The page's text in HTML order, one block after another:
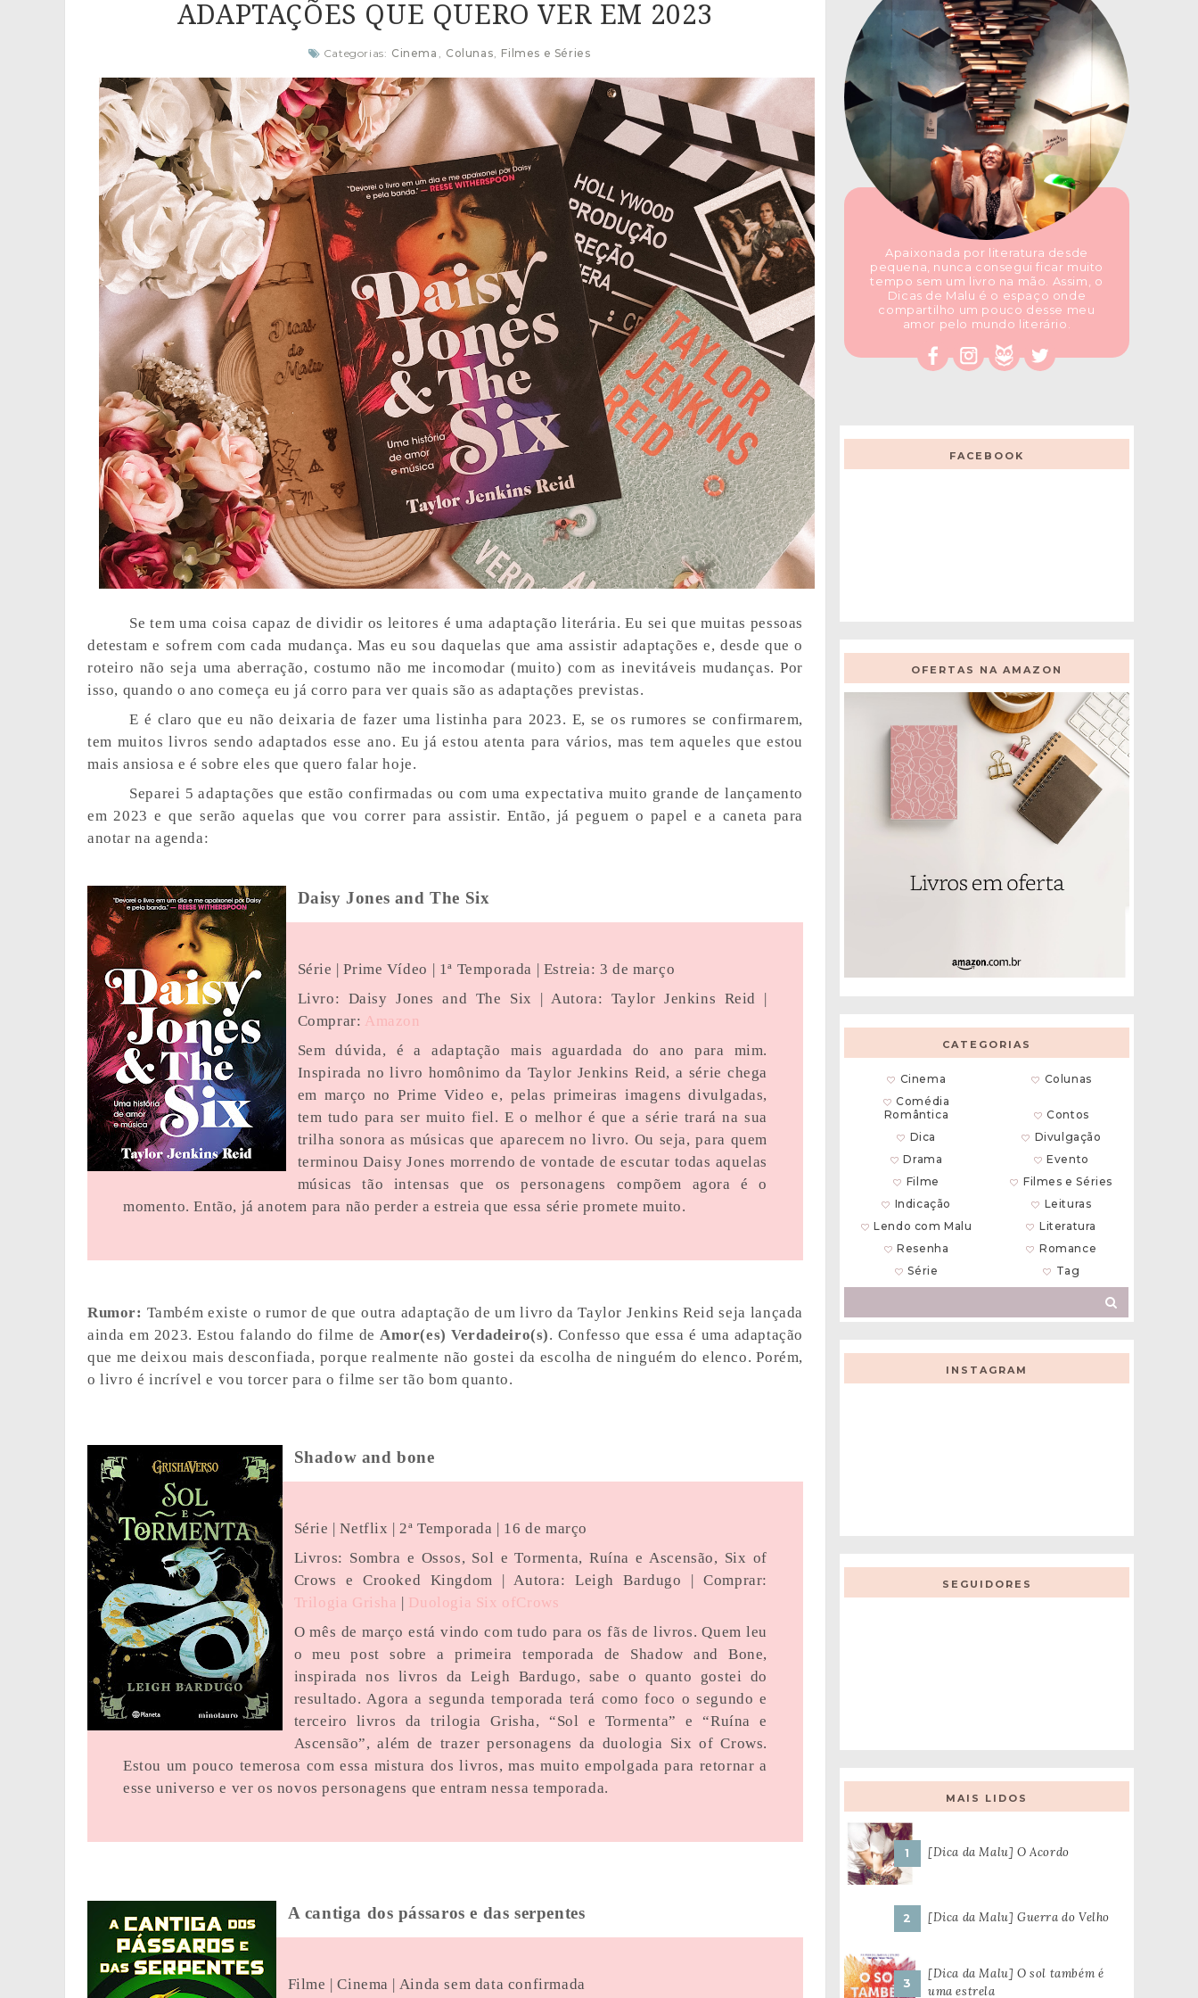
ADAPTAÇÕES QUE QUERO VER EM 2023
Categorias: Cinema , Colunas, Filmes e Séries
Se tem uma coisa capaz de dividir os leitores é uma adaptação literária. Eu sei que muitas pessoas
detestam e sofrem com cada mudança. Mas eu sou daquelas que ama assistir adaptações e, desde que o
roteiro não seja uma aberração, costumo não me incomodar (muito) com as inevitáveis mudanças. Por
isso, quando o ano começa eu já corro para ver quais são as adaptações previstas.
E é claro que eu não deixaria de fazer uma listinha para 2023. E, se os rumores se confirmarem,
tem muitos livros sendo adaptados esse ano. Eu já estou atenta para vários, mas tem aqueles que estou
mais ansiosa e é sobre eles que quero falar hoje.
Separei 5 adaptações que estão confirmadas ou com uma expectativa muito grande de lançamento
em 2023 e que serão aquelas que vou correr para assistir. Então, já peguem o papel e a caneta para
anotar na agenda:
Daisy Jones and The Six
Série | Prime Vídeo | 1ª Temporada | Estreia: 3 de março
Livro: Daisy Jones and The Six | Autora: Taylor Jenkins Reid |
Comprar: Amazon
Sem dúvida, é a adaptação mais aguardada do ano para mim.
Inspirada no livro homônimo da Taylor Jenkins Reid, a série chega
em março no Prime Video e, pelas primeiras imagens divulgadas,
tem tudo para ser muito fiel. E o melhor é que a série trará na sua
trilha sonora as músicas que aparecem no livro. Ou seja, para quem
terminou Daisy Jones morrendo de vontade de escutar todas aquelas
músicas tão intensas que os personagens compõem agora é o
momento. Então, já anotem para não perder a estreia que essa série promete muito.
Rumor: Também existe o rumor de que outra adaptação de um livro da Taylor Jenkins Reid seja lançada
ainda em 2023. Estou falando do filme de Amor(es) Verdadeiro(s). Confesso que essa é uma adaptação
que me deixou mais desconfiada, porque realmente não gostei da escolha de ninguém do elenco. Porém,
o livro é incrível e vou torcer para o filme ser tão bom quanto.
Shadow and bone
Série | Netflix | 2ª Temporada | 16 de março
Livros: Sombra e Ossos, Sol e Tormenta, Ruína e Ascensão, Six of
Crows e Crooked Kingdom | Autora: Leigh Bardugo | Comprar:
Trilogia Grisha | Duologia Six ofCrows
O mês de março está vindo com tudo para os fãs de livros. Quem leu
o meu post sobre a primeira temporada de Shadow and Bone,
inspirada nos livros da Leigh Bardugo, sabe o quanto gostei do
resultado. Agora a segunda temporada terá como foco o segundo e
terceiro livros da trilogia Grisha, “Sol e Tormenta” e “Ruína e
Ascensão”, além de trazer personagens da duologia Six of Crows.
Estou um pouco temerosa com essa mistura dos livros, mas muito empolgada para retornar a
esse universo e ver os novos personagens que entram nessa temporada.
A cantiga dos pássaros e das serpentes
Filme | Cinema | Ainda sem data confirmada
Apaixonada por literatura desde
pequena, nunca consegui ficar muito
tempo sem um livro na mão. Assim, o
Dicas de Malu é o espaço onde
compartilho um pouco desse meu
amor pelo mundo literário.
FACEBOOK
OFERTAS NA AMAZON
CATEGORIAS
Cinema
Colunas
Comédia
Romântica
Contos
Dica
Divulgação
Drama
Evento
Filme
Filmes e Séries
Indicação
Leituras
Lendo com Malu
Literatura
Resenha
Romance
Série
Tag
INSTAGRAM
SEGUIDORES
MAIS LIDOS
[Dica da Malu] O Acordo
[Dica da Malu] Guerra do Velho
[Dica da Malu] O sol também é
uma estrela